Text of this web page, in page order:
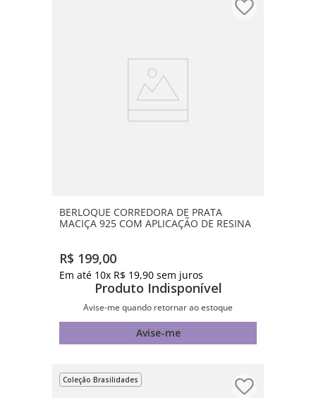
BERLOQUE CORREDORA DE PRATA
MACIÇA 925 COM APLICAÇÃO DE RESINA
R$ 199,00
Em até 10x R$ 19,90 sem juros
Produto Indisponível
Avise-me quando retornar ao estoque
Avise-me
Coleção Brasilidades